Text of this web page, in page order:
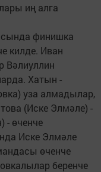
иң алга
финишка
килде. Иван
Вәлиуллин
Хатын -
уза алмадылар,
(Иске Элмәле) -
- өченче
Иске Элмәле
өченче
беренче